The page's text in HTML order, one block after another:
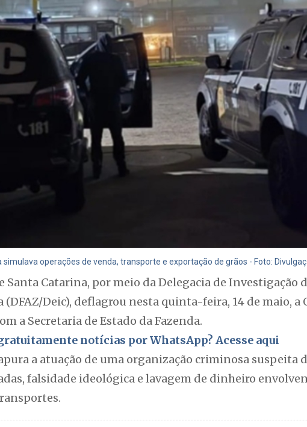
simulava operações de venda, transporte e exportação de grãos - Foto:
Santa Catarina, por meio da Delegacia de Investigação
(DFAZ/Deic), deflagrou nesta quinta-feira, 14 de maio, a
a Secretaria de Estado da Fazenda.
notícias por WhatsApp? Acesse aqui
a atuação de uma organização criminosa suspeita
falsidade ideológica e lavagem de dinheiro